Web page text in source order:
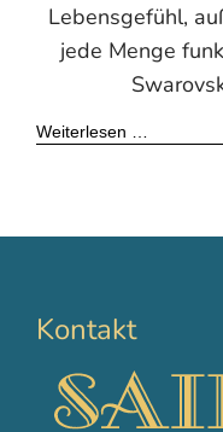
Lebensgefühl,
jede Menge
Weiterlesen …
Kontakt